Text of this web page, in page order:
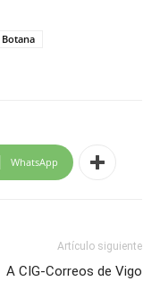
WhatsApp
Artículo siguiente
A CIG-Correos de Vigo